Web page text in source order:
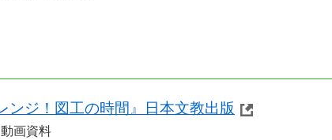
ジ！図工の時間』日本文教出版
画資料